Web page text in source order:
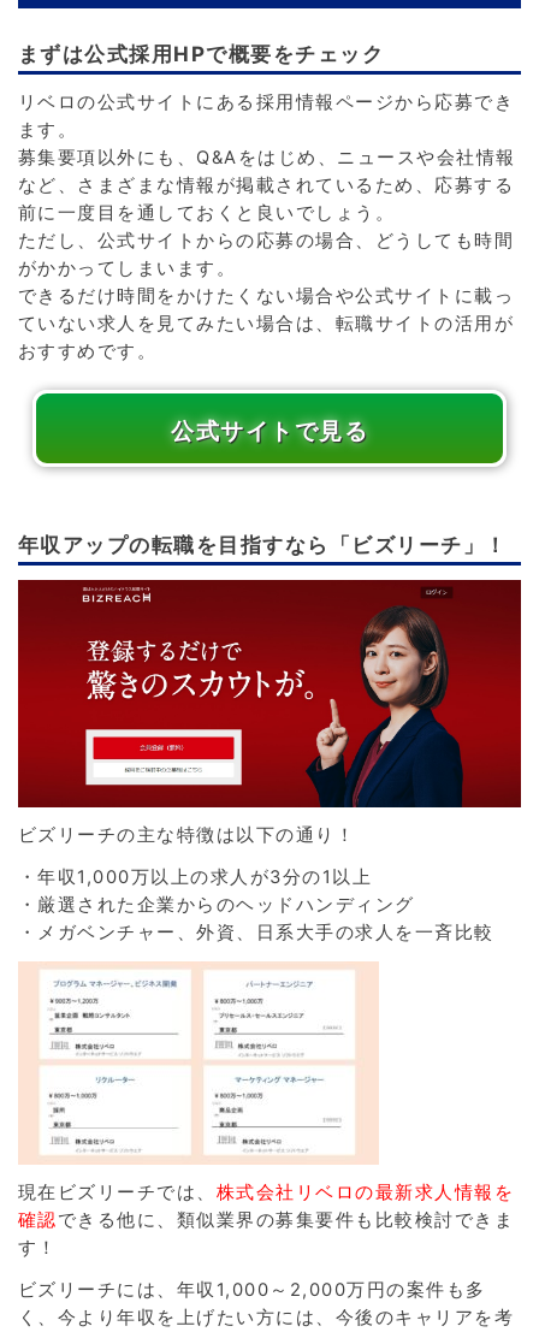
とでさらに好印象を持ってもらえるでしょう。
せん。
また、仕事に対する評価も男女平等に行われてい
るため、キャリアアップを目指している方には働
きやすい環境だといえるでしょう。
まずは公式採用HPで概要をチェック
リベロの公式サイトにある採用情報ページから応募でき
ます。
募集要項以外にも、Q&Aをはじめ、ニュースや会社情報
など、さまざまな情報が掲載されているため、応募する
前に一度目を通しておくと良いでしょう。
ただし、公式サイトからの応募の場合、どうしても時間
がかかってしまいます。
できるだけ時間をかけたくない場合や公式サイトに載っ
ていない求人を見てみたい場合は、転職サイトの活用が
おすすめです。
公式サイトで見る
年収アップの転職を目指すなら「ビズリーチ」！
ビズリーチの主な特徴は以下の通り！
・年収1,000万以上の求人が3分の1以上
・厳選された企業からのヘッドハンディング
・メガベンチャー、外資、日系大手の求人を一斉比較
現在ビズリーチでは、 株式会社リベロの最新求人情報を
確認できる他に、類似業界の募集要件も比較検討できま
す！
ビズリーチには、年収1,000～2,000万円の案件も多
く、今より年収を上げたい方には、今後のキャリアを考